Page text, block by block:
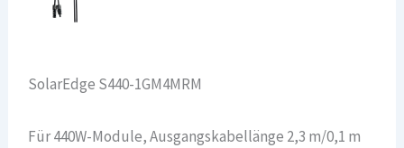
SolarEdge S440-1GM4MRM
Für 440W-Module, Ausgangskabellänge 2,3 m/0,1 m